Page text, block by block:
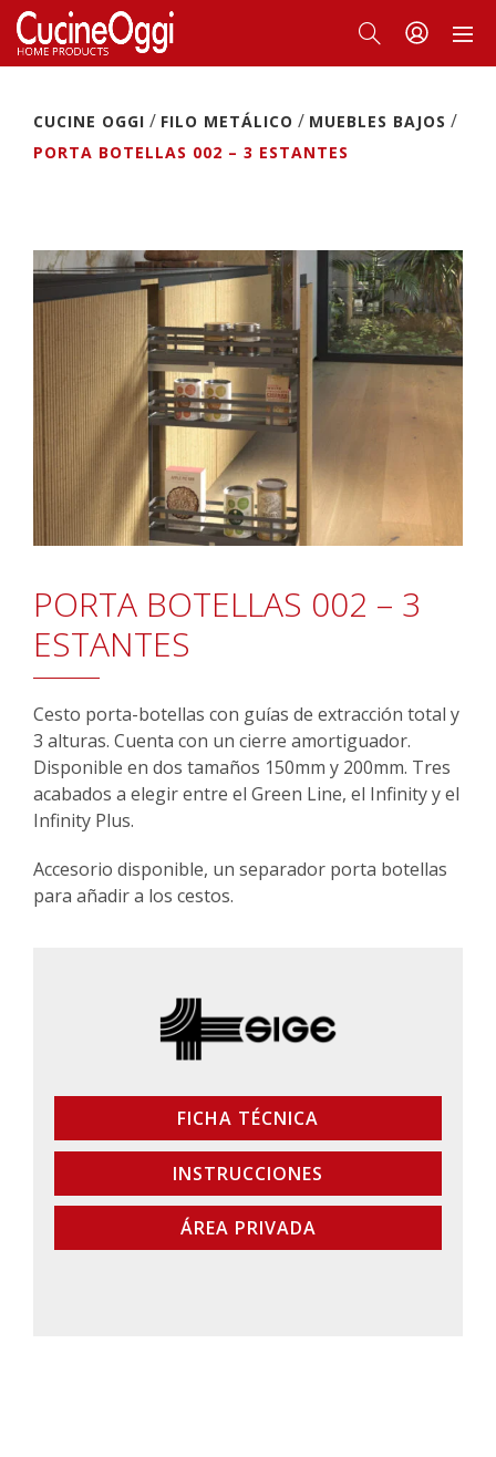
CUCINE OGGI / FILO METÁLICO / MUEBLES BAJOS /
PORTA BOTELLAS 002 – 3 ESTANTES
PORTA BOTELLAS 002 – 3
ESTANTES
Cesto porta-botellas con guías de extracción total y
3 alturas. Cuenta con un cierre amortiguador.
Disponible en dos tamaños 150mm y 200mm. Tres
acabados a elegir entre el Green Line, el Infinity y el
Infinity Plus.
Accesorio disponible, un separador porta botellas
para añadir a los cestos.
FICHA TÉCNICA
INSTRUCCIONES
ÁREA PRIVADA